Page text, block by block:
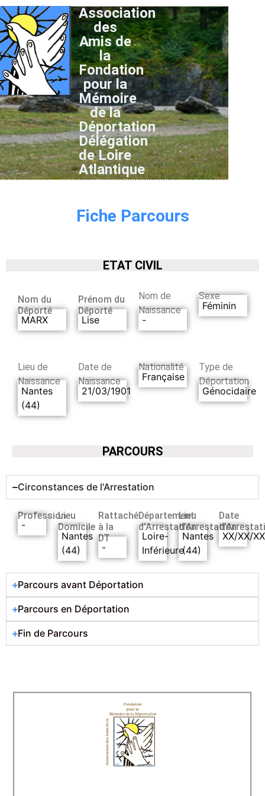
Association
des
Amis de
la
Fondation
pour la
Mémoire
de la
Déportation
Délégation
de Loire
Atlantique
Fiche Parcours
ETAT CIVIL
Nom du
Déporté
MARX
Prénom du
Déporté
Lise
Nom de
Naissance
-
Sexe
Féminin
Lieu de
Naissance
Nantes
(44)
Date de
Naissance
21/03/1901
Nationalité
Française
Type de
Déportation
Génocidaire
PARCOURS
Circonstances de l'Arrestation
Profession
-
Lieu
Domicile
Nantes
(44)
Rattaché
à la
DT
-
Département
d’Arrestation
Loire-
Inférieure
Lieu
d’Arrestation
Nantes
(44)
Date
XX/XX/
Parcours avant Déportation
Parcours en Déportation
Fin de Parcours